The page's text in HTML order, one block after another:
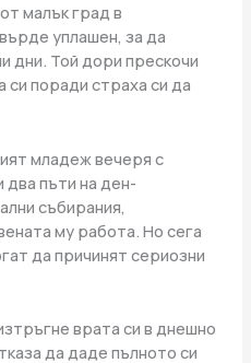
малък град в
уплашен, за да
дни. Той дори прескочи
си поради страха си да
младеж вечеря с
два пъти на ден-
събирания,
му работа. Но сега
да причинят сериозни
врата си в днешно
да даде пълното си